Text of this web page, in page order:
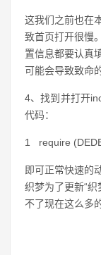
这我们之前也在
致首页打开很慢
置信息都要认真
可能会导致致命
4、找到并打开
代码：
1 require
即可正常快速的
织梦为了更新“
不了现在这么多